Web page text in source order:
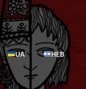
UA HEB